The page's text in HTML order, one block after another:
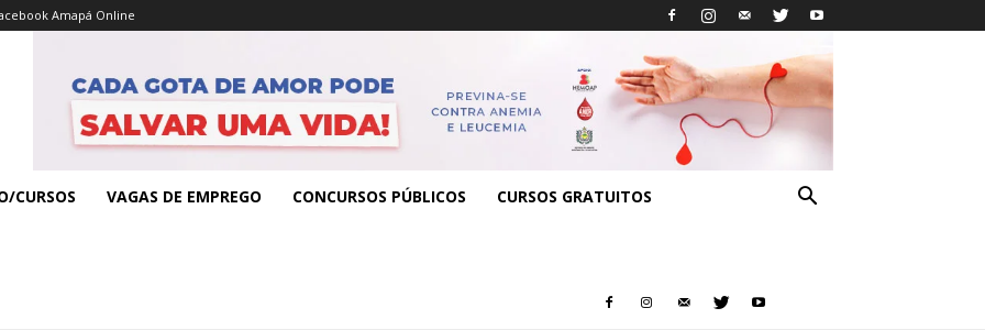
Amapá Online
CURSOS VAGAS DE EMPREGO CONCURSOS PÚBLICOS CURSOS GRATUITOS